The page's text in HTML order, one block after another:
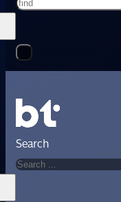
Search